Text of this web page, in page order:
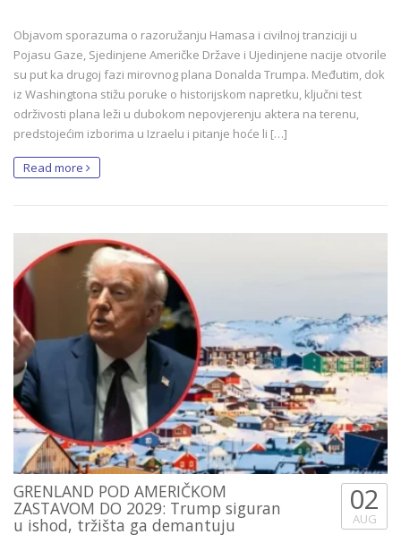
Objavom sporazuma o razoružanju Hamasa i civilnoj tranziciji u
Pojasu Gaze, Sjedinjene Američke Države i Ujedinjene nacije otvorile
su put ka drugoj fazi mirovnog plana Donalda Trumpa. Međutim, dok
iz Washingtona stižu poruke o historijskom napretku, ključni test
održivosti plana leži u dubokom nepovjerenju aktera na terenu,
predstojećim izborima u Izraelu i pitanje hoće li […]
Read more
GRENLAND POD AMERIČKOM
ZASTAVOM DO 2029: Trump siguran
u ishod, tržišta ga demantuju
02
AUG